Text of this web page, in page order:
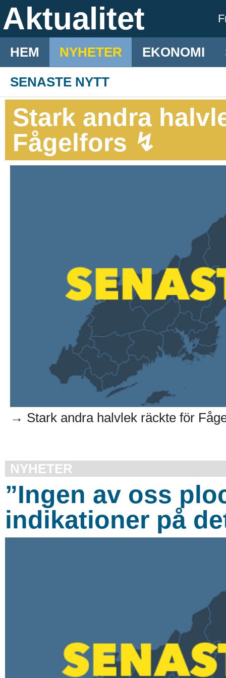
Aktualitet
HEM NYHETER EKONOMI
SENASTE NYTT
Stark andra
Fågelfors ↯
→ Stark andra halvlek räckte för
NYHETER
”Ingen av oss
indikationer på